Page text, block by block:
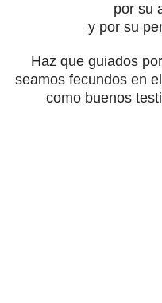
por su
y por su
Haz que guiados
seamos fecundos en
como buenos